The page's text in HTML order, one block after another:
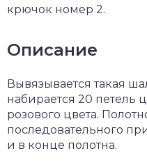
крючок номер 2.
Описание
Вывязывается такая
набирается 20 петель
розового цвета.
последовательного
и в конце полотна.